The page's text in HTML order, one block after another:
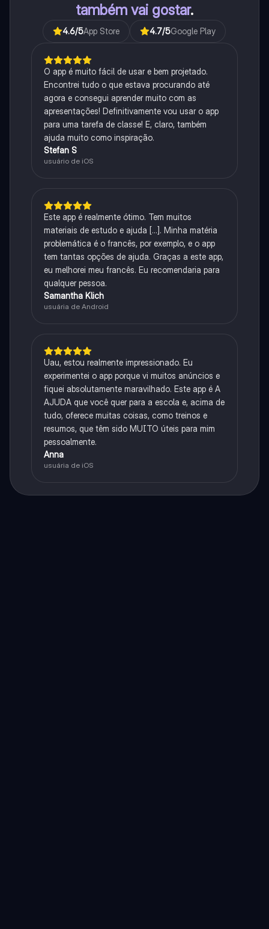
também vai gostar.
4.6/5App Store 4.7/5Google Play
O app é muito fácil de usar e bem projetado.
Encontrei tudo o que estava procurando até
agora e consegui aprender muito com as
apresentações! Definitivamente vou usar o app
para uma tarefa de classe! E, claro, também
ajuda muito como inspiração.
Stefan S
usuário de iOS
Este app é realmente ótimo. Tem muitos
materiais de estudo e ajuda [...]. Minha matéria
problemática é o francês, por exemplo, e o app
tem tantas opções de ajuda. Graças a este app,
eu melhorei meu francês. Eu recomendaria para
qualquer pessoa.
Samantha Klich
usuária de Android
Uau, estou realmente impressionado. Eu
experimentei o app porque vi muitos anúncios e
fiquei absolutamente maravilhado. Este app é A
AJUDA que você quer para a escola e, acima de
tudo, oferece muitas coisas, como treinos e
resumos, que têm sido MUITO úteis para mim
pessoalmente.
Anna
usuária de iOS